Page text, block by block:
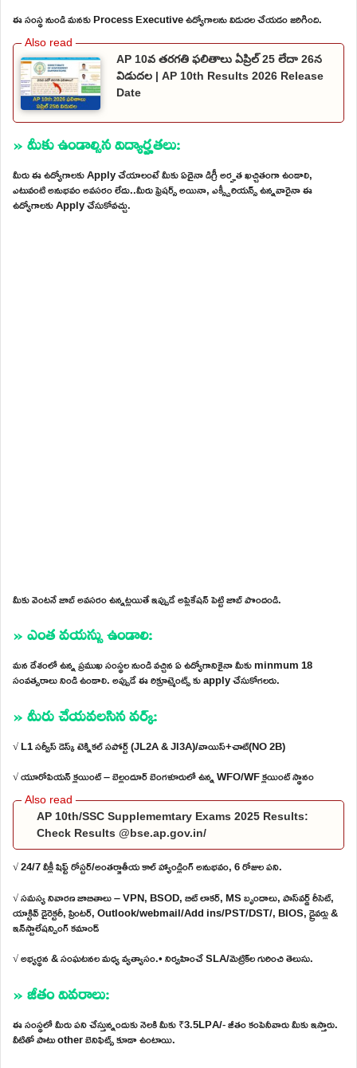
ఈ సంస్థ నుండి మనకు Process Executive ఉద్యోగాలను విడుదల చేయడం జరిగింది.
AP 10వ తరగతి ఫలితాలు ఏప్రిల్ 25 లేదా 26న
విడుదల | AP 10th Results 2026 Release
Date
» మీకు ఉండాల్సిన విద్యార్హతలు:
మీరు ఈ ఉద్యోగాలకు Apply చేయాలంటే మీకు ఏదైనా డిగ్రీ అర్హత ఖచ్చితంగా ఉండాలి,
ఎటువంటి అనుభవం అవసరం లేదు..మీరు ఫ్రెషర్స్ అయినా, ఎక్స్పీరియన్స్ ఉన్నవారైనా ఈ
ఉద్యోగాలకు Apply చేసుకోవచ్చు.
మీకు వెంటనే జాబ్ అవసరం ఉన్నట్లయితే ఇప్పుడే అప్లికేషన్ పెట్టి జాబ్ పొందండి.
» ఎంత వయస్సు ఉండాలి:
మన దేశంలో ఉన్న ప్రముఖ సంస్థల నుండి వచ్చిన ఏ ఉద్యోగానికైనా మీకు minmum 18
సంవత్సరాలు నిండి ఉండాలి. అప్పుడే ఈ రిక్రూట్మెంట్స్ కు apply చేసుకోగలరు.
» మీరు చేయవలసిన వర్క్:
√ L1 సర్వీస్ డెస్క్ టెక్నికల్ సపోర్ట్ (JL2A & Jl3A)/వాయిస్+చాట్(NO 2B)
√ యూరోపియన్ క్లయింట్ – బెల్లందూర్ బెంగళూరులో ఉన్న WFO/WF క్లయింట్ స్థానం
AP 10th/SSC Supplememtary Exams 2025 Results:
Check Results @bse.ap.gov.in/
√ 24/7 వీక్లీ షిఫ్ట్ రోస్టర్/అంతర్జాతీయ కాల్ హ్యాండ్లింగ్ అనుభవం, 6 రోజుల పని.
√ సమస్య నివారణ జాబితాలు – VPN, BSOD, బిట్ లాకర్, MS బృందాలు, పాస్‌వర్డ్ రీసెట్,
యాక్టివ్ డైరెక్టరీ, ప్రింటర్, Outlook/webmail/Add ins/PST/DST/, BIOS, డ్రైవర్లు &
ఇన్‌స్టాలేషన్పింగ్ కమాండ్
√ అభ్యర్థన & సంఘటనల మధ్య వ్యత్యాసం.• నిర్వహించే SLA/మెట్రిక్‌ల గురించి తెలుసు.
» జీతం వివరాలు:
ఈ సంస్థలో మీరు పని చేస్తున్నందుకు నెలకి మీకు ₹3.5LPA/- జీతం కంపెనీవారు మీకు ఇస్తారు.
వీటితో పాటు other బెనిఫిట్స్ కూడా ఉంటాయి.